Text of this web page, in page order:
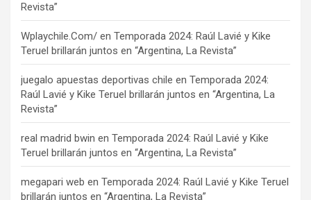
Revista”
Wplaychile.Com/ en Temporada 2024: Raúl Lavié y Kike
Teruel brillarán juntos en “Argentina, La Revista”
juegalo apuestas deportivas chile en Temporada 2024:
Raúl Lavié y Kike Teruel brillarán juntos en “Argentina, La
Revista”
real madrid bwin en Temporada 2024: Raúl Lavié y Kike
Teruel brillarán juntos en “Argentina, La Revista”
megapari web en Temporada 2024: Raúl Lavié y Kike Teruel
brillarán juntos en “Argentina, La Revista”